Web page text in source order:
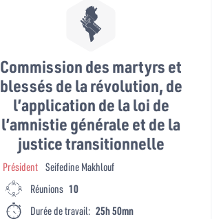
Commission des martyrs et
blessés de la révolution, de
l’application de la loi de
l’amnistie générale et de la
justice transitionnelle
Président Seifedine Makhlouf
Réunions 10
Durée de travail: 25h 50mn